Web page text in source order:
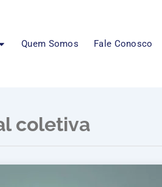
Quem Somos Fale Conosco
coletiva